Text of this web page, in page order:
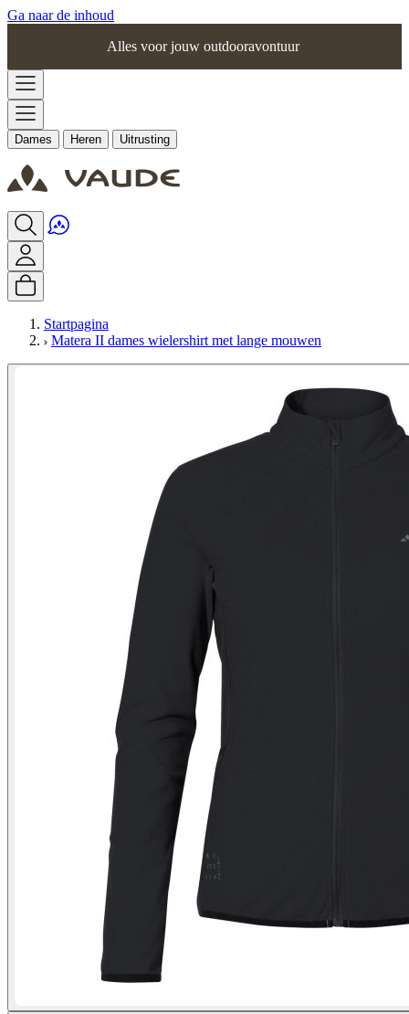
Ga naar de inhoud
Alles voor jouw outdooravontuur
Dames Heren Uitrusting
Startpagina
Matera II dames wielershirt met lange mouwen